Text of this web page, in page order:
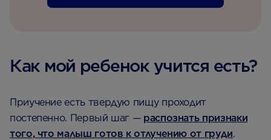
Как мой ребенок учится есть?
Приучение есть твердую пищу проходит
постепенно. Первый шаг — распознать признаки
того, что малыш готов к отлучению от груди.